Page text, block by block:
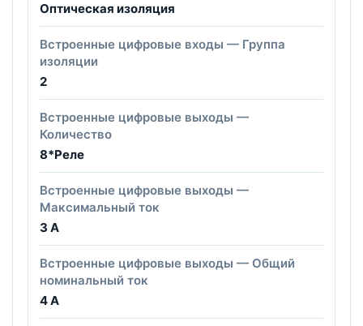
Оптическая изоляция
Встроенные цифровые входы — Группа
изоляции
2
Встроенные цифровые выходы —
Количество
8*Реле
Встроенные цифровые выходы —
Максимальный ток
3 А
Встроенные цифровые выходы — Общий
номинальный ток
4 А